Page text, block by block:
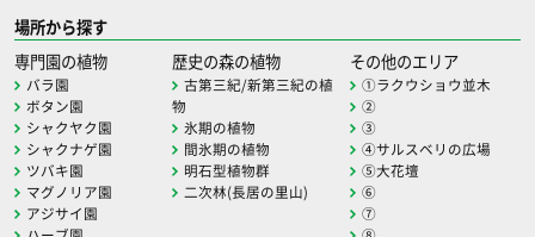
場所から探す
専門園の植物
バラ園
ボタン園
シャクヤク園
シャクナゲ園
ツバキ園
マグノリア園
アジサイ園
歴史の森の植物
古第三紀/新第三紀の植
物
氷期の植物
間氷期の植物
明石型植物群
二次林(長居の里山)
その他のエリア
①ラクウショウ並木
②
③
④サルスベリの広場
⑤大花壇
⑥
⑦